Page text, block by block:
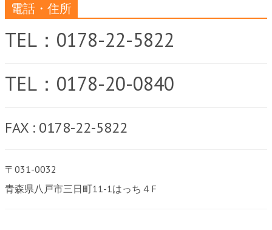
電話・住所
TEL：0178-22-5822
TEL：0178-20-0840
FAX : 0178-22-5822
〒031-0032
青森県八戸市三日町11-1はっち４F